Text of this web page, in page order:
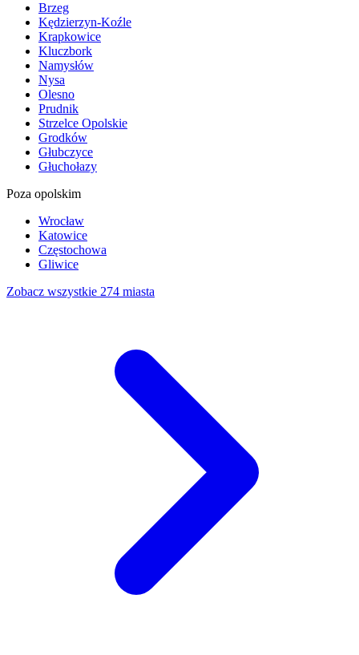
Brzeg
Kędzierzyn-Koźle
Krapkowice
Kluczbork
Namysłów
Nysa
Olesno
Prudnik
Strzelce Opolskie
Grodków
Głubczyce
Głuchołazy
Poza opolskim
Wrocław
Katowice
Częstochowa
Gliwice
Zobacz wszystkie 274 miasta